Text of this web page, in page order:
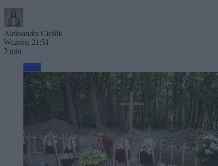
Aleksandra Cieślik
Wczoraj 21:51
3 min